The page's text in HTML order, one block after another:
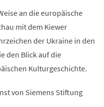
an die europäische
mit dem Kiewer
der Ukraine in den
den Blick auf die
Kulturgeschichte.
von Siemens Stiftung